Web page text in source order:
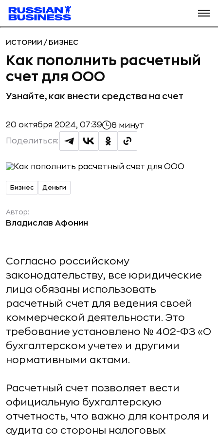
ИСТОРИИ / БИЗНЕС
Как пополнить расчетный
счет для ООО
Узнайте, как внести средства на счет
20 октября 2024, 07:39 6 минут
Поделиться:
Бизнес Деньги
Автор:
Владислав Афонин
Согласно российскому
законодательству, все юридические
лица обязаны использовать
расчетный счет для ведения своей
коммерческой деятельности. Это
требование установлено № 402-ФЗ «О
бухгалтерском учете» и другими
нормативными актами.
Расчетный счет позволяет вести
официальную бухгалтерскую
отчетность, что важно для контроля и
аудита со стороны налоговых